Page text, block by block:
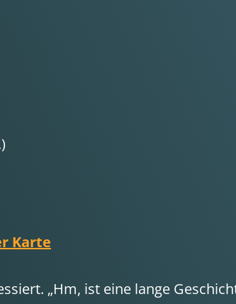
Karte
„Hm, ist eine lange